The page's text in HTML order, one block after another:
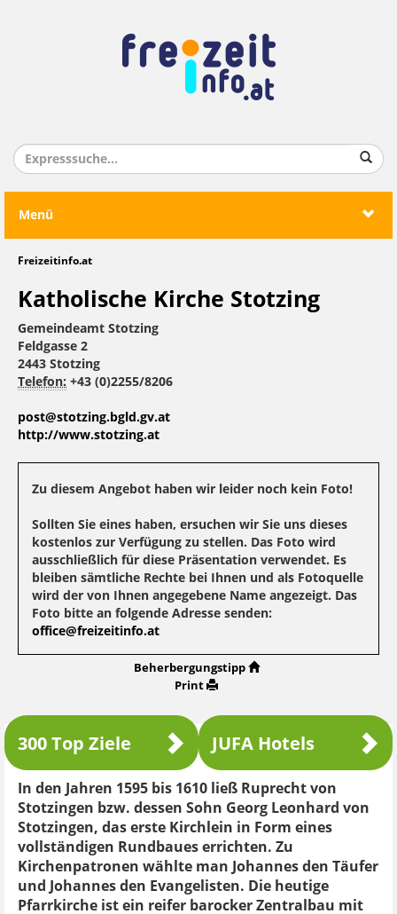
Menü
Freizeitinfo.at
Katholische Kirche Stotzing
Gemeindeamt Stotzing
Feldgasse 2
2443 Stotzing
Telefon: +43 (0)2255/8206
post@stotzing.bgld.gv.at
http://www.stotzing.at
Zu diesem Angebot haben wir leider noch kein Foto!
Sollten Sie eines haben, ersuchen wir Sie uns dieses
kostenlos zur Verfügung zu stellen. Das Foto wird
ausschließlich für diese Präsentation verwendet. Es
bleiben sämtliche Rechte bei Ihnen und als Fotoquelle
wird der von Ihnen angegebene Name angezeigt. Das
Foto bitte an folgende Adresse senden:
office@freizeitinfo.at
Beherbergungstipp
Print
300 Top Ziele JUFA Hotels
In den Jahren 1595 bis 1610 ließ Ruprecht von
Stotzingen bzw. dessen Sohn Georg Leonhard von
Stotzingen, das erste Kirchlein in Form eines
vollständigen Rundbaues errichten. Zu
Kirchenpatronen wählte man Johannes den Täufer
und Johannes den Evangelisten. Die heutige
Pfarrkirche ist ein reifer barocker Zentralbau mit